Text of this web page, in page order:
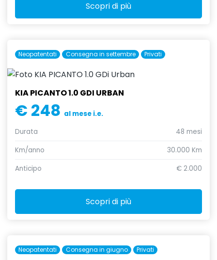
Scopri di più
Neopatentati Consegna in settembre Privati
KIA PICANTO 1.0 GDI URBAN
€ 248 al mese i.e.
Durata
48 mesi
Km/anno
30.000 Km
Anticipo
€ 2.000
Scopri di più
Neopatentati Consegna in giugno Privati